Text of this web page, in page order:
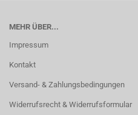
MEHR ÜBER...
Impressum
Kontakt
Versand- & Zahlungsbedingungen
Widerrufsrecht & Widerrufsformular